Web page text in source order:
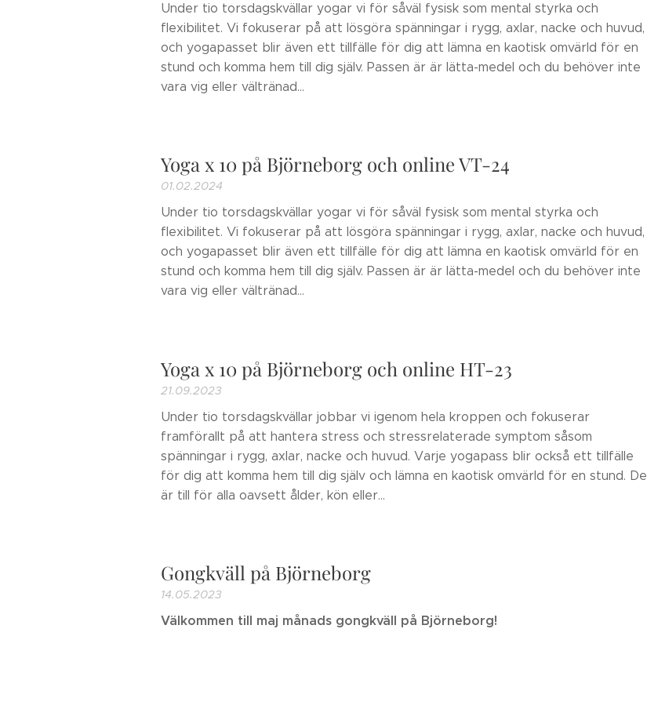
Under tio torsdagskvällar yogar vi för såväl fysisk som mental styrka och
flexibilitet. Vi fokuserar på att lösgöra spänningar i rygg, axlar, nacke och huvud,
och yogapasset blir även ett tillfälle för dig att lämna en kaotisk omvärld för en
stund och komma hem till dig själv. Passen är är lätta-medel och du behöver inte
vara vig eller vältränad...
Yoga x 10 på Björneborg och online VT-24
01.02.2024
Under tio torsdagskvällar yogar vi för såväl fysisk som mental styrka och
flexibilitet. Vi fokuserar på att lösgöra spänningar i rygg, axlar, nacke och huvud,
och yogapasset blir även ett tillfälle för dig att lämna en kaotisk omvärld för en
stund och komma hem till dig själv. Passen är är lätta-medel och du behöver inte
vara vig eller vältränad...
Yoga x 10 på Björneborg och online HT-23
21.09.2023
Under tio torsdagskvällar jobbar vi igenom hela kroppen och fokuserar
framförallt på att hantera stress och stressrelaterade symptom såsom
spänningar i rygg, axlar, nacke och huvud. Varje yogapass blir också ett tillfälle
för dig att komma hem till dig själv och lämna en kaotisk omvärld för en stund. De
är till för alla oavsett ålder, kön eller...
Gongkväll på Björneborg
14.05.2023
Välkommen till maj månads gongkväll på Björneborg!